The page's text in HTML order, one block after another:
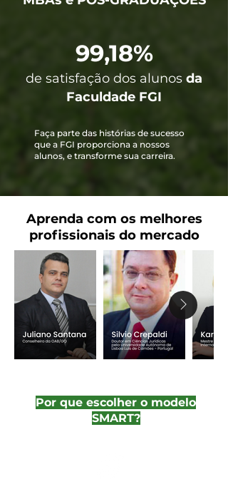
99,18%
de satisfação dos alunos da
Faculdade FGI
Faça parte das histórias de sucesso
que a FGI proporciona a nossos
alunos, e transforme sua carreira.
Aprenda com os melhores
profissionais do mercado
Por que escolher o modelo
SMART?